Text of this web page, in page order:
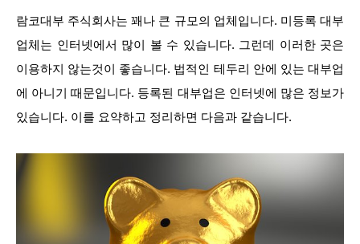
람코대부 주식회사는 꽤나 큰 규모의 업체입니다. 미등록 대부
업체는 인터넷에서 많이 볼 수 있습니다. 그런데 이러한 곳은
이용하지 않는것이 좋습니다. 법적인 테두리 안에 있는 대부업
에 아니기 때문입니다. 등록된 대부업은 인터넷에 많은 정보가
있습니다. 이를 요약하고 정리하면 다음과 같습니다.